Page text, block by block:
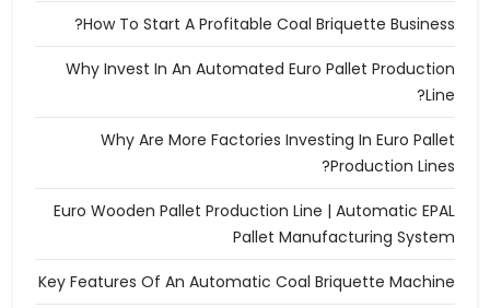
How To Start A Profitable Coal Briquette Business?
Why Invest In An Automated Euro Pallet Production
Line?
Why Are More Factories Investing In Euro Pallet
Production Lines?
Euro Wooden Pallet Production Line | Automatic EPAL
Pallet Manufacturing System
Key Features Of An Automatic Coal Briquette Machine